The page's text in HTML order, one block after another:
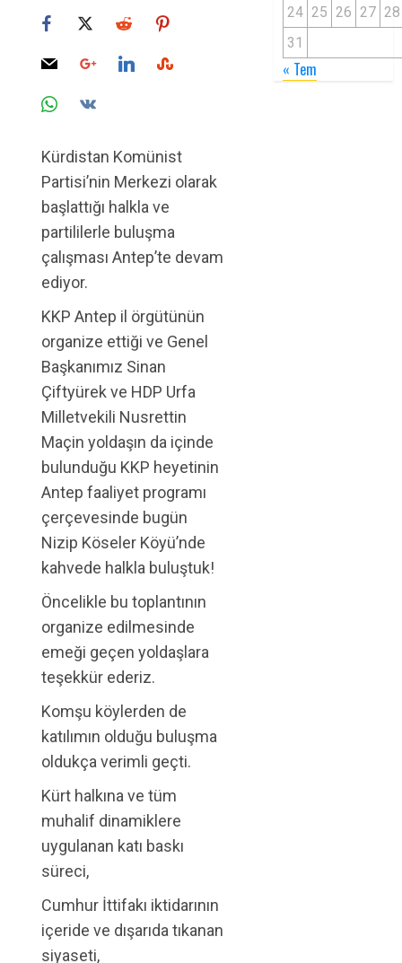
Kürdistan Komünist
Partisi’nin Merkezi olarak
başlattığı halkla ve
partililerle buluşma
çalışması Antep’te devam
ediyor.
KKP Antep il örgütünün
organize ettiği ve Genel
Başkanımız Sinan
Çiftyürek ve HDP Urfa
Milletvekili Nusrettin
Maçin yoldaşın da içinde
bulunduğu KKP heyetinin
Antep faaliyet programı
çerçevesinde bugün
Nizip Köseler Köyü’nde
kahvede halkla buluştuk!
Öncelikle bu toplantının
organize edilmesinde
emeği geçen yoldaşlara
teşekkür ederiz.
Komşu köylerden de
katılımın olduğu buluşma
oldukça verimli geçti.
Kürt halkına ve tüm
muhalif dinamiklere
uygulanan katı baskı
süreci,
Cumhur İttifakı iktidarının
içeride ve dışarıda tıkanan
siyaseti,
24 25 26 27 28
31
« Tem